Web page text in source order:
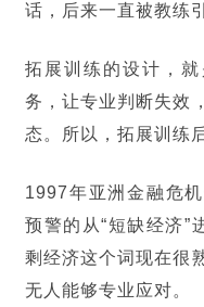
话，后来一直被教练
拓展训练的设计，
务，让专业判断失效
态。所以，拓展训练
1997年亚洲金融危
预警的从“短缺经济”
剩经济这个词现在很
无人能够专业应对。